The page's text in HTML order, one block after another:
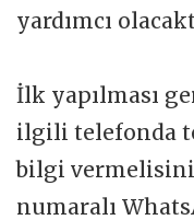
yardımcı
İlk yapılması
ilgili telefonda
bilgi
numaralı